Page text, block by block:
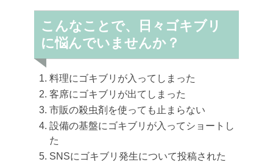
こんなことで、日々ゴキブリ
に悩んでいませんか？
料理にゴキブリが入ってしまった
客席にゴキブリが出てしまった
市販の殺虫剤を使っても止まらない
設備の基盤にゴキブリが入ってショートし
た
SNSにゴキブリ発生について投稿された